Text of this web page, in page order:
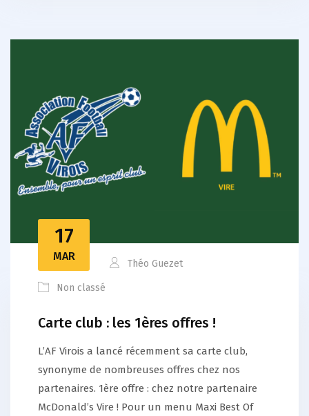
17
MAR
Théo Guezet
Non classé
Carte club : les 1ères offres !
L’AF Virois a lancé récemment sa carte club,
synonyme de nombreuses offres chez nos
partenaires. 1ère offre : chez notre partenaire
McDonald’s Vire ! Pour un menu Maxi Best Of